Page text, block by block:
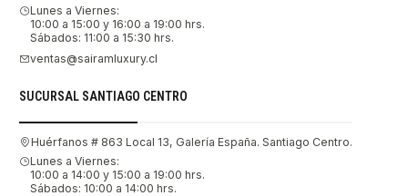
Lunes a Viernes:
10:00 a 15:00 y 16:00 a 19:00 hrs.
Sábados: 11:00 a 15:30 hrs.
ventas@sairamluxury.cl
SUCURSAL SANTIAGO CENTRO
Huérfanos # 863 Local 13, Galería España. Santiago Centro.
Lunes a Viernes:
10:00 a 14:00 y 15:00 a 19:00 hrs.
Sábados: 10:00 a 14:00 hrs.